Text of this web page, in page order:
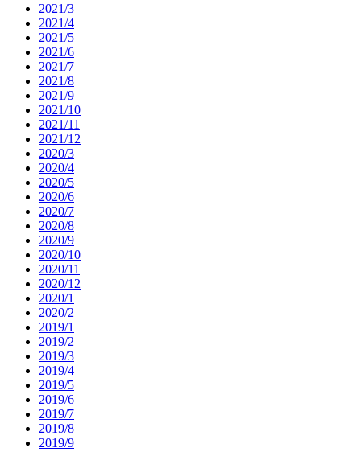
2021/3
2021/4
2021/5
2021/6
2021/7
2021/8
2021/9
2021/10
2021/11
2021/12
2020/3
2020/4
2020/5
2020/6
2020/7
2020/8
2020/9
2020/10
2020/11
2020/12
2020/1
2020/2
2019/1
2019/2
2019/3
2019/4
2019/5
2019/6
2019/7
2019/8
2019/9